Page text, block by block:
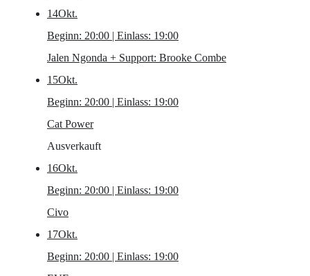
14Okt.
Beginn: 20:00 | Einlass: 19:00
Jalen Ngonda + Support: Brooke Combe
15Okt.
Beginn: 20:00 | Einlass: 19:00
Cat Power
Ausverkauft
16Okt.
Beginn: 20:00 | Einlass: 19:00
Civo
17Okt.
Beginn: 20:00 | Einlass: 19:00